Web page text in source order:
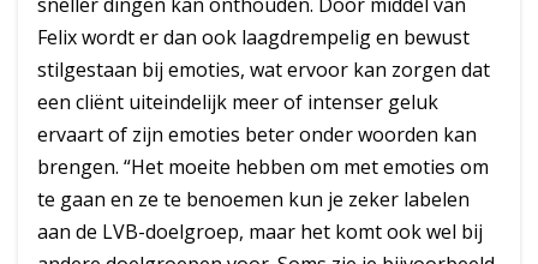
Felix wordt er dan ook laagdrempelig en bewust
stilgestaan bij emoties, wat ervoor kan zorgen dat
een cliënt uiteindelijk meer of intenser geluk
ervaart of zijn emoties beter onder woorden kan
brengen. “Het moeite hebben om met emoties om
te gaan en ze te benoemen kun je zeker labelen
aan de LVB-doelgroep, maar het komt ook wel bij